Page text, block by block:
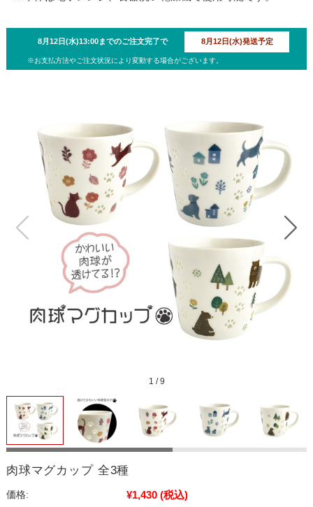
1 /9
肉球マグカップ 全3種
価格: ¥1,430 (税込)